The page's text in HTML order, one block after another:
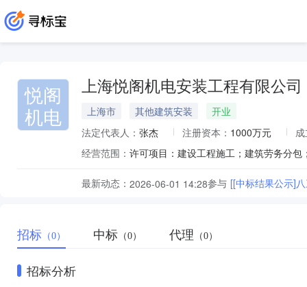
悦阁
机电
上海悦阁机电安装工程有限公司
上海市 其他建筑安装
开业
法定代表人： 张杰 注册资本： 1000万元
经营范围：
最新动态： 2026-06-01 14:28参与 [[中标结果公示]
招标 （0） 中标 （0） 代理 （0）
招标分析